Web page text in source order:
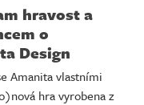
hravost a
o
Design
Amanita vlastními
hra vyrobena z